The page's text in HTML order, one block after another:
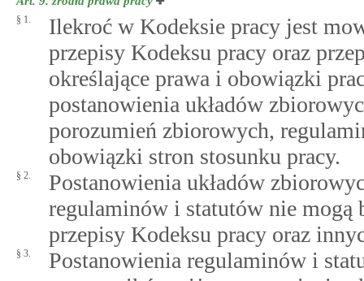
§ 1.
Ilekroć w Kodeksie pracy jest
przepisy Kodeksu pracy oraz
określające prawa i obowiązki
postanowienia układów
porozumień zbiorowych,
obowiązki stron stosunku pracy.
§ 2.
Postanowienia układów
regulaminów i statutów nie
przepisy Kodeksu pracy oraz
§ 3.
Postanowienia regulaminów i